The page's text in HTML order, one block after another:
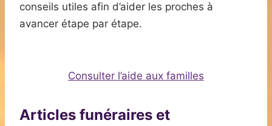
conseils utiles afin d’aider les proches à
avancer étape par étape.
Consulter l’aide aux familles
Articles funéraires et